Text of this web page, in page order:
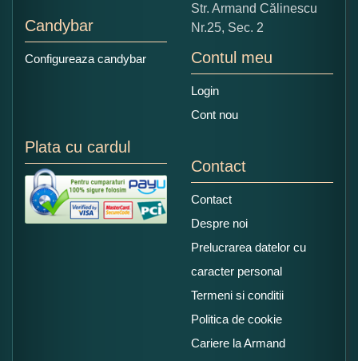
Candybar
Configureaza candybar
Str. Armand Călinescu
Nr.25, Sec. 2
Contul meu
Login
Cont nou
Plata cu cardul
Contact
Contact
Despre noi
Prelucrarea datelor cu
caracter personal
Termeni si conditii
Politica de cookie
Cariere la Armand